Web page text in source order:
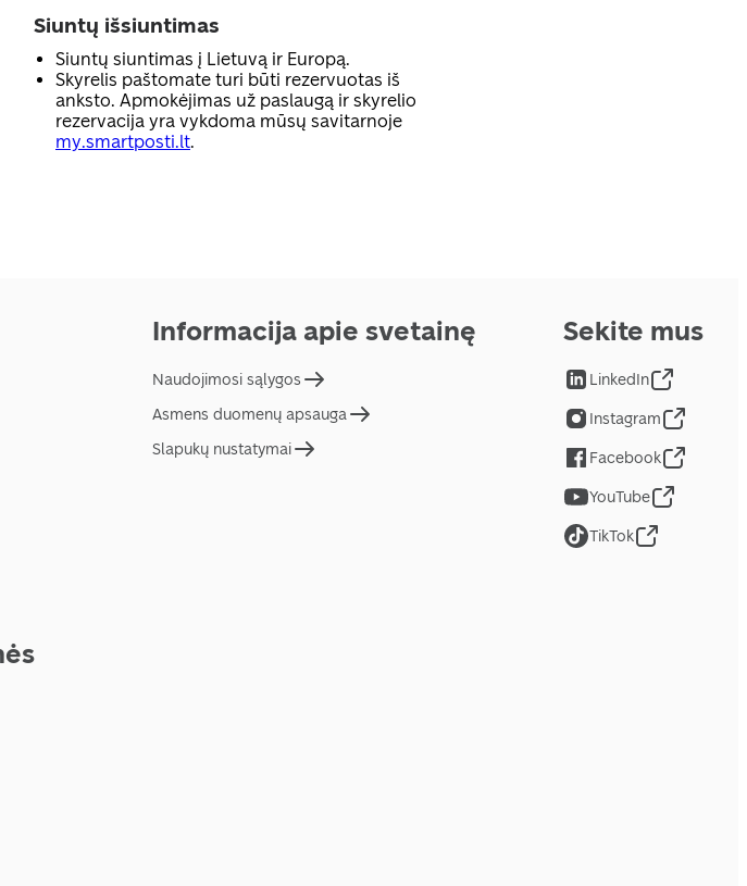
Siuntų išsiuntimas
Siuntų siuntimas į Lietuvą ir Europą.
Skyrelis paštomate turi būti rezervuotas iš
anksto. Apmokėjimas už paslaugą ir skyrelio
rezervacija yra vykdoma mūsų savitarnoje
my.smartposti.lt.
Informacija apie svetainę
Naudojimosi sąlygos
Asmens duomenų apsauga
Slapukų nustatymai
Sekite mus
LinkedIn
Instagram
Facebook
YouTube
TikTok